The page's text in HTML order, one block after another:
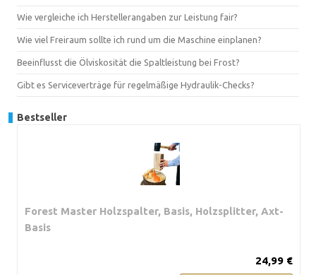
Wie vergleiche ich Herstellerangaben zur Leistung fair?
Wie viel Freiraum sollte ich rund um die Maschine einplanen?
Beeinflusst die Ölviskosität die Spaltleistung bei Frost?
Gibt es Serviceverträge für regelmäßige Hydraulik-Checks?
Bestseller
Forest Master Holzspalter, Basis, Holzsplitter, Axt-
Basis
24,99 €